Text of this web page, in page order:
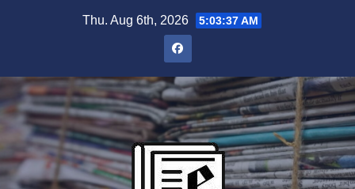
Thu. Aug 6th, 2026 5:03:38 AM